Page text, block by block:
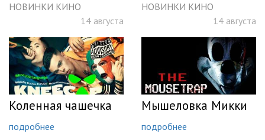
НОВИНКИ КИНО
14 августа
Коленная чашечка
подробнее
НОВИНКИ КИНО
14 августа
Мышеловка Микки
подробнее